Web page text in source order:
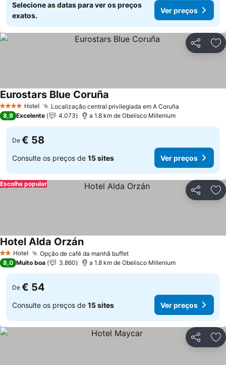
Selecione as datas para ver os preços
exatos.
Ver preços
Partilhar
4 EstrelasHotel Localização central privilegiada em A Coruña
Eurostars Blue Coruña
8,9 Excelente 4.073 a 1.8 km de Obelisco Millenium
De € 58
Consulte os preços de 15 sites Ver preços
Partilhar
Escolha popular
2 Estrelas
Hotel Opção de café da manhã buffetVer preços
Hotel Alda OrzánVer preços
8,0 Muito boa 3.860 a 1.8 km de Obelisco Millenium
De € 54
Consulte os preços de 15 sites Ver preços
Partilhar